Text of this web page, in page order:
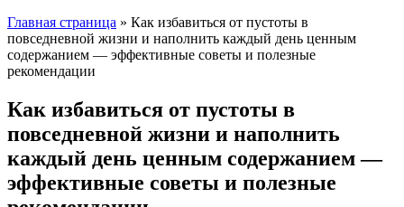
Главная страница » Как избавиться от пустоты в
повседневной жизни и наполнить каждый день ценным
содержанием — эффективные советы и полезные
рекомендации
Как избавиться от пустоты в
повседневной жизни и наполнить
каждый день ценным содержанием —
эффективные советы и полезные